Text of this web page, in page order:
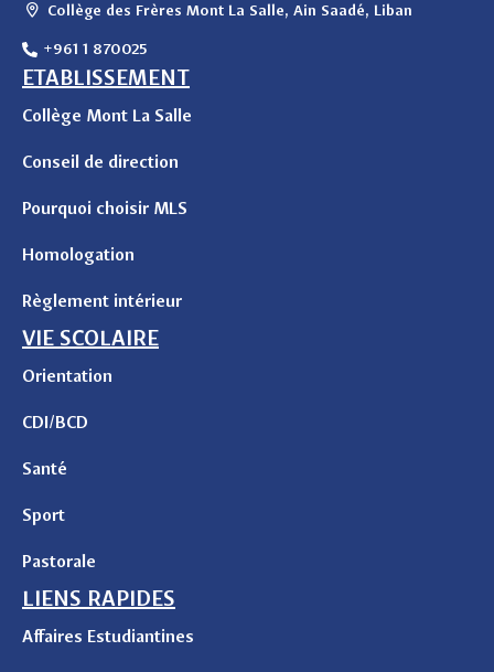
Collège des Frères Mont La Salle, Ain Saadé, Liban
+961 1 870025
ETABLISSEMENT
Collège Mont La Salle
Conseil de direction
Pourquoi choisir MLS
Homologation
Règlement intérieur
VIE SCOLAIRE
Orientation
CDI/BCD
Santé
Sport
Pastorale
LIENS RAPIDES
Affaires Estudiantines